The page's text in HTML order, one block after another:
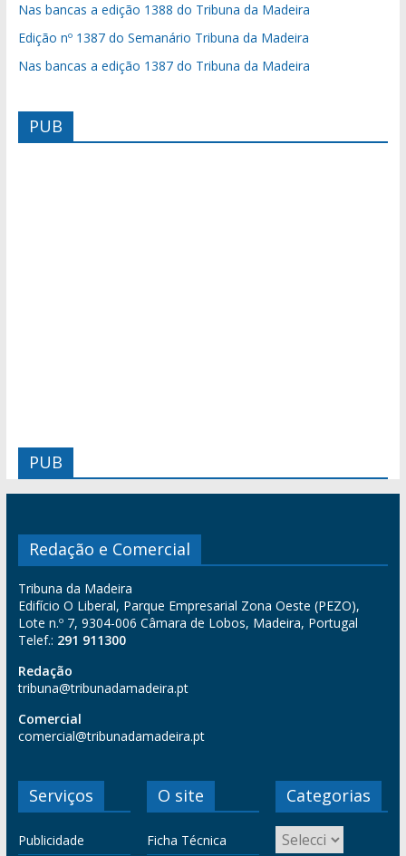
Nas bancas a edição 1388 do Tribuna da Madeira
Edição nº 1387 do Semanário Tribuna da Madeira
Nas bancas a edição 1387 do Tribuna da Madeira
PUB
PUB
Redação e Comercial
Tribuna da Madeira
Edifício O Liberal, Parque Empresarial Zona Oeste (PEZO),
Lote n.º 7, 9304-006 Câmara de Lobos, Madeira, Portugal
Telef.: 291 911300
Redação
tribuna@tribunadamadeira.pt
Comercial
comercial@tribunadamadeira.pt
Serviços
Publicidade
O site
Ficha Técnica
Categorias